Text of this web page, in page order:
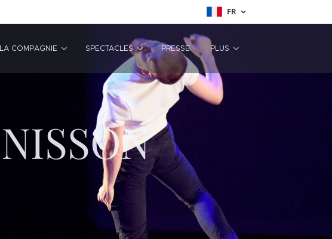
FR
LA COMPAGNIE SPECTACLES PRESSE PLUS